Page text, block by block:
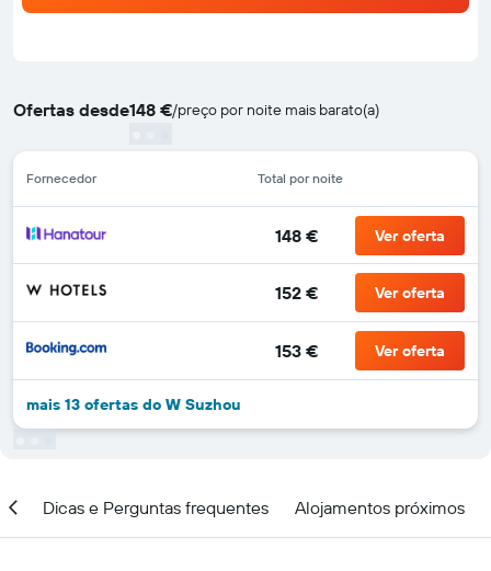
Ofertas desde148 €/preço por noite mais barato(a)
Fornecedor Total por noite
148 € Ver oferta
152 € Ver oferta
153 € Ver oferta
mais 13 ofertas do W Suzhou
Dicas e Perguntas frequentes Alojamentos próximos